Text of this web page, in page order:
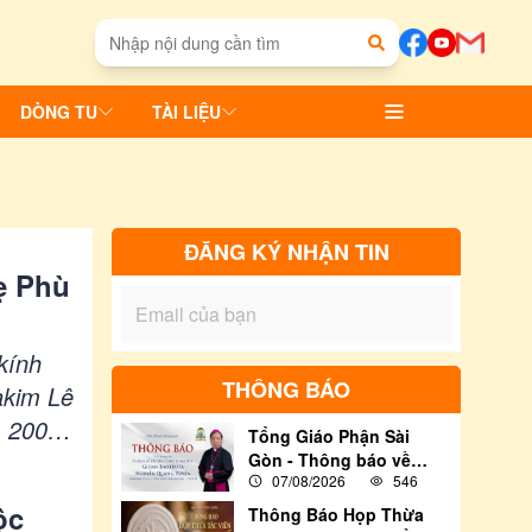
DÒNG TU TÀI LIỆU
Phù
Lê
200
ĐĂNG KÝ NHẬN TIN
THÔNG BÁO
Tổng Giáo Phận Sài
Gòn - Thông báo về
việc tham dự Thánh lễ
Truyền chức Giám Mục
07/08/2026 546
Thông Báo Họp Thừa